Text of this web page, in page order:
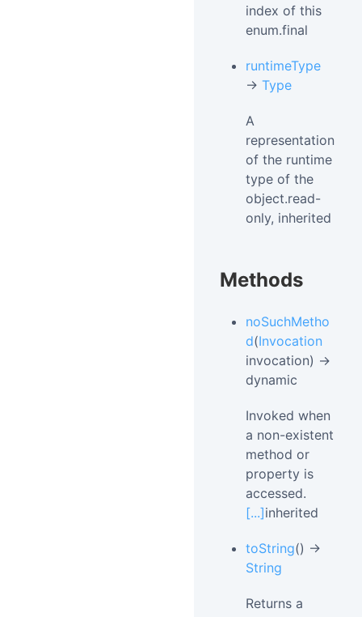
index of this
enum.final
runtimeType
→ Type
A
representation
of the runtime
type of the
object.read-
only, inherited
Methods
noSuchMetho
d(Invocation
invocation) →
dynamic
Invoked when
a non-existent
method or
property is
accessed.
[...]inherited
toString() →
String
Returns a